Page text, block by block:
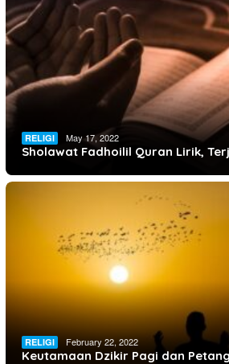
RELIGI May 17, 2022
Sholawat Fadhoilil Quran Lirik,
RELIGI February 22, 2022
Keutamaan Dzikir Pagi dan